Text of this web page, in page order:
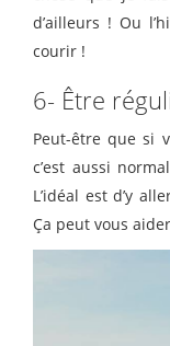
d’ailleurs ! Ou
courir !
6- Être
Peut-être que si
c’est aussi
L’idéal est d’y
Ça peut vous